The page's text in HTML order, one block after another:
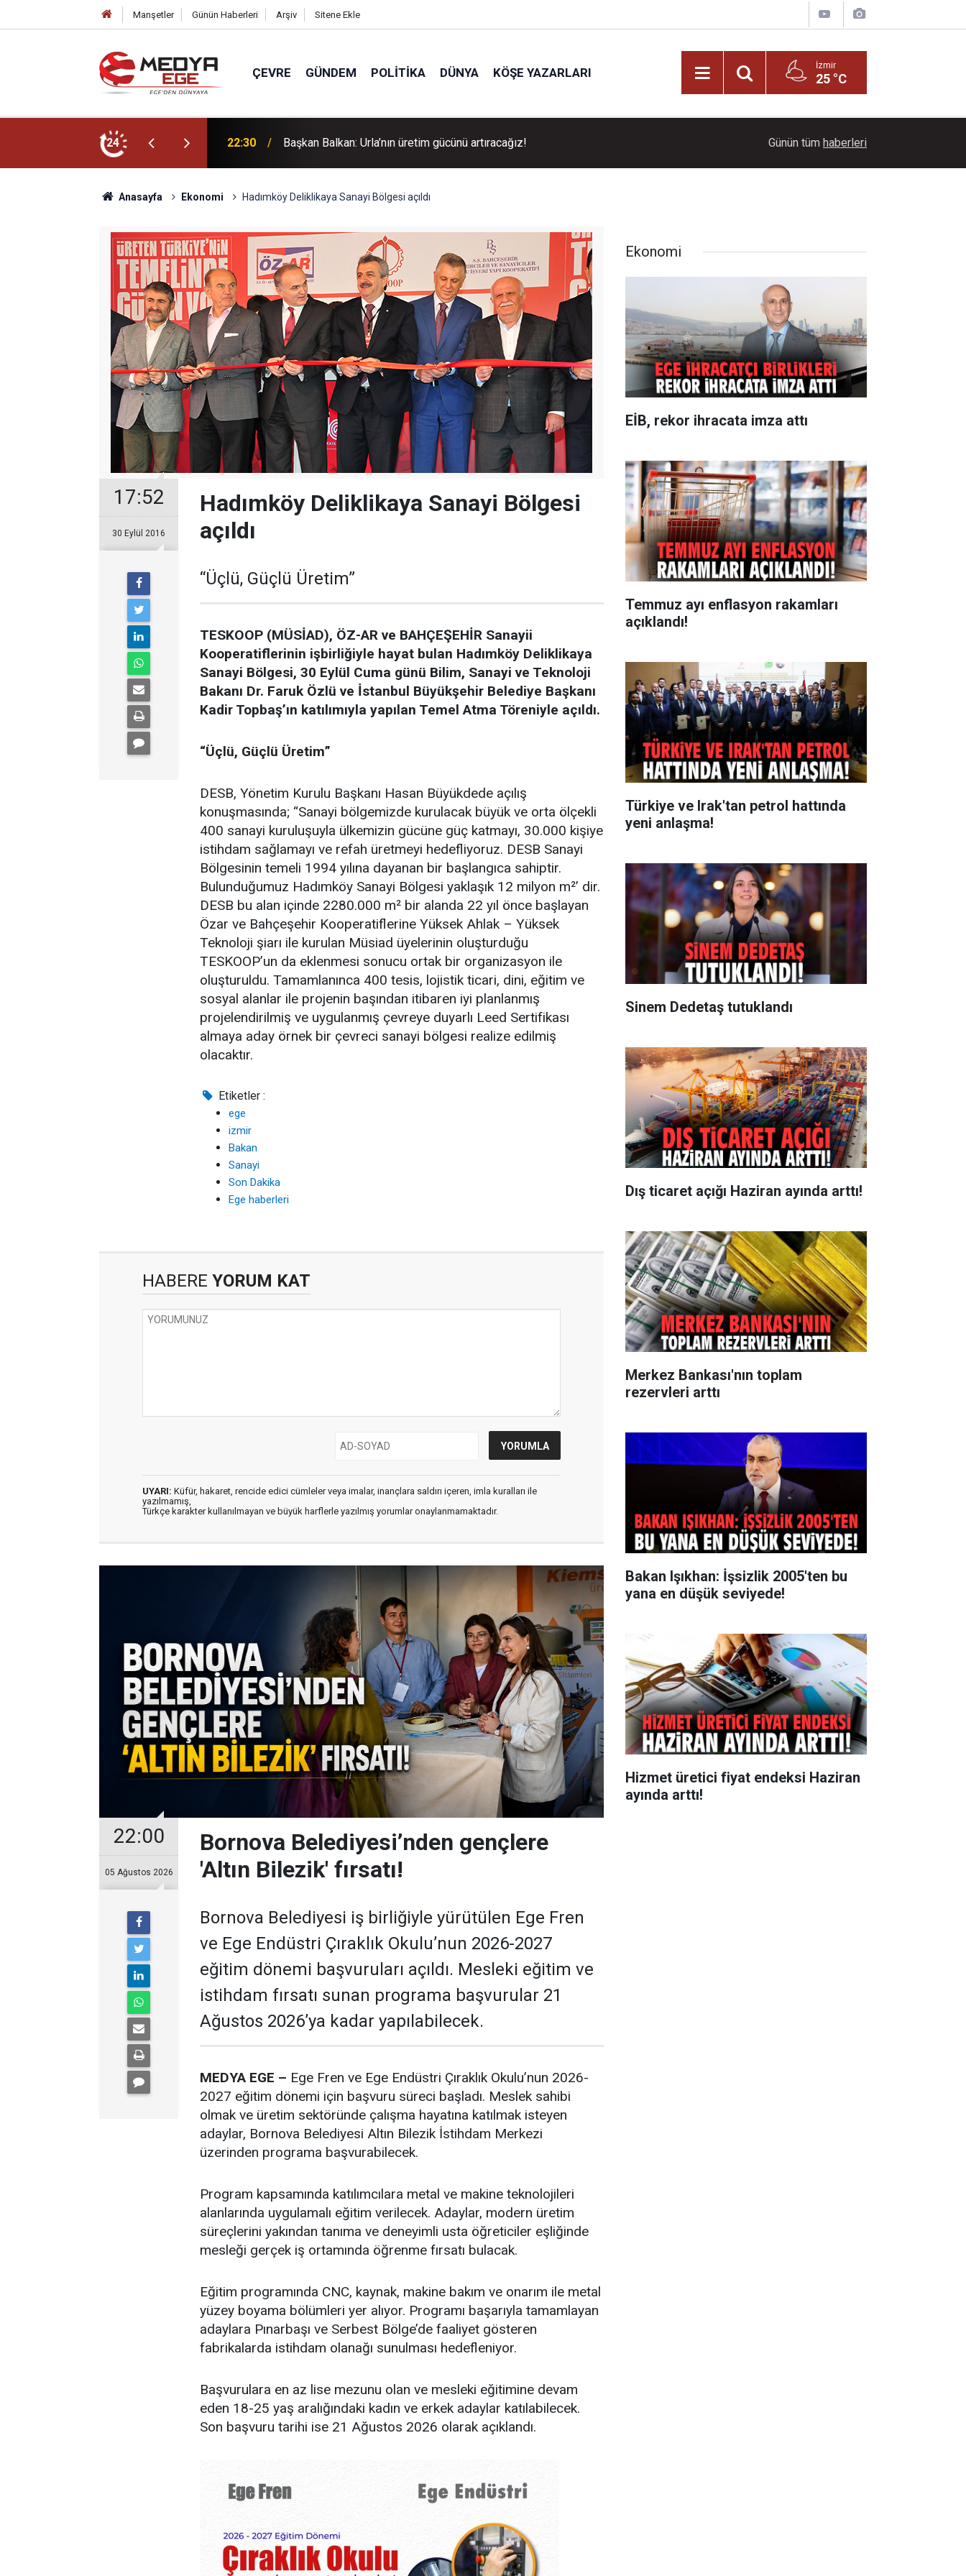
Manşetler Günün Haberleri Arşiv Sitene Ekle
ÇEVRE GÜNDEM POLITIKA DÜNYA KÖŞE YAZARLARI İzmir
25 °C
24 22:00 Bornova Belediyesi’nden gençlere 'Altın Bilezik' fırsatı! Dağların üzerinde mest eden manzara
Günün tüm haberleri
Anasayfa Ekonomi Hadımköy Deliklikaya Sanayi Bölgesi açıldı
17:52
30 Eylül 2016
Hadımköy Deliklikaya Sanayi Bölgesi
açıldı
“Üçlü, Güçlü Üretim”
TESKOOP (MÜSİAD), ÖZ-AR ve BAHÇEŞEHİR Sanayii
Kooperatiflerinin işbirliğiyle hayat bulan Hadımköy Deliklikaya
Sanayi Bölgesi, 30 Eylül Cuma günü Bilim, Sanayi ve Teknoloji
Bakanı Dr. Faruk Özlü ve İstanbul Büyükşehir Belediye Başkanı
Kadir Topbaş’ın katılımıyla yapılan Temel Atma Töreniyle açıldı.
“Üçlü, Güçlü Üretim”
DESB, Yönetim Kurulu Başkanı Hasan Büyükdede açılış
konuşmasında; “Sanayi bölgemizde kurulacak büyük ve orta ölçekli
400 sanayi kuruluşuyla ülkemizin gücüne güç katmayı, 30.000 kişiye
istihdam sağlamayı ve refah üretmeyi hedefliyoruz. DESB Sanayi
Bölgesinin temeli 1994 yılına dayanan bir başlangıca sahiptir.
Bulunduğumuz Hadımköy Sanayi Bölgesi yaklaşık 12 milyon m²’ dir.
DESB bu alan içinde 2280.000 m² bir alanda 22 yıl önce başlayan
Özar ve Bahçeşehir Kooperatiflerine Yüksek Ahlak – Yüksek
Teknoloji şiarı ile kurulan Müsiad üyelerinin oluşturduğu
TESKOOP’un da eklenmesi sonucu ortak bir organizasyon ile
oluşturuldu. Tamamlanınca 400 tesis, lojistik ticari, dini, eğitim ve
sosyal alanlar ile projenin başından itibaren iyi planlanmış
projelendirilmiş ve uygulanmış çevreye duyarlı Leed Sertifikası
almaya aday örnek bir çevreci sanayi bölgesi realize edilmiş
olacaktır.
Etiketler :
ege
izmir
Bakan
Sanayi
Son Dakika
Ege haberleri
HABERE YORUM KAT
UYARI: Küfür, hakaret, rencide edici cümleler veya imalar, inançlara saldırı içeren, imla kuralları ile
yazılmamış,
Türkçe karakter kullanılmayan ve büyük harflerle yazılmış yorumlar onaylanmamaktadır.
22:00
05 Ağustos 2026
Bornova Belediyesi’nden gençlere
'Altın Bilezik' fırsatı!
Bornova Belediyesi iş birliğiyle yürütülen Ege Fren
ve Ege Endüstri Çıraklık Okulu’nun 2026-2027
eğitim dönemi başvuruları açıldı. Mesleki eğitim ve
istihdam fırsatı sunan programa başvurular 21
Ağustos 2026’ya kadar yapılabilecek.
MEDYA EGE – Ege Fren ve Ege Endüstri Çıraklık Okulu’nun 2026-
2027 eğitim dönemi için başvuru süreci başladı. Meslek sahibi
olmak ve üretim sektöründe çalışma hayatına katılmak isteyen
adaylar, Bornova Belediyesi Altın Bilezik İstihdam Merkezi
üzerinden programa başvurabilecek.
Program kapsamında katılımcılara metal ve makine teknolojileri
alanlarında uygulamalı eğitim verilecek. Adaylar, modern üretim
süreçlerini yakından tanıma ve deneyimli usta öğreticiler eşliğinde
mesleği gerçek iş ortamında öğrenme fırsatı bulacak.
Eğitim programında CNC, kaynak, makine bakım ve onarım ile metal
yüzey boyama bölümleri yer alıyor. Programı başarıyla tamamlayan
adaylara Pınarbaşı ve Serbest Bölge’de faaliyet gösteren
fabrikalarda istihdam olanağı sunulması hedefleniyor.
Başvurulara en az lise mezunu olan ve mesleki eğitimine devam
eden 18-25 yaş aralığındaki kadın ve erkek adaylar katılabilecek.
Son başvuru tarihi ise 21 Ağustos 2026 olarak açıklandı.
Ekonomi
EİB, rekor ihracata imza attı
Temmuz ayı enflasyon rakamları
açıklandı!
Türkiye ve Irak'tan petrol hattında
yeni anlaşma!
Sinem Dedetaş tutuklandı
Dış ticaret açığı Haziran ayında arttı!
Merkez Bankası'nın toplam
rezervleri arttı
Bakan Işıkhan: İşsizlik 2005'ten bu
yana en düşük seviyede!
Hizmet üretici fiyat endeksi Haziran
ayında arttı!